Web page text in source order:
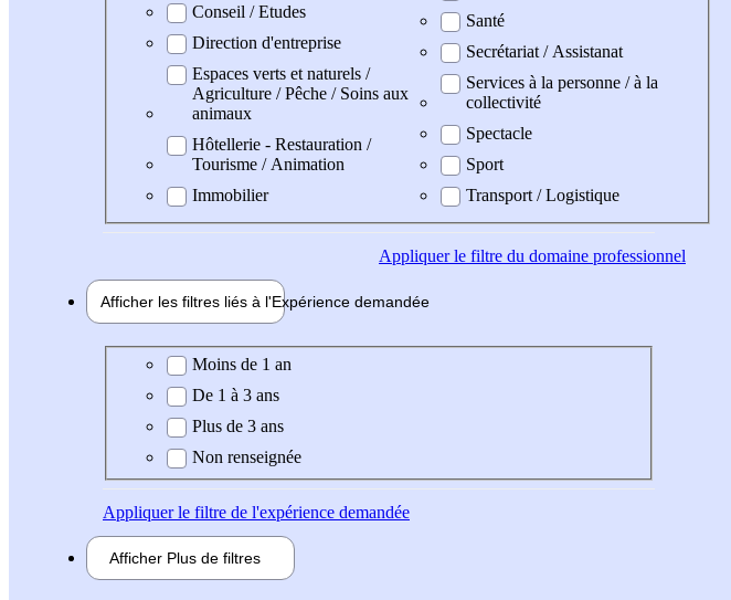
Conseil / Etudes
Direction d'entreprise
Espaces verts et naturels /
Agriculture / Pêche / Soins aux
animaux
Hôtellerie - Restauration /
Tourisme / Animation
Immobilier
Santé
Secrétariat / Assistanat
Services à la personne / à la
collectivité
Spectacle
Sport
Transport / Logistique
Appliquerle filtre du domaine professionnel
Afficher les filtres liés à l'Expérience demandée
Expérience demandée
Moins de 1 an
De 1 à 3 ans
Plus de 3 ans
Non renseignée
Appliquerle filtre de l'expérience demandée
Afficher Plus de filtres